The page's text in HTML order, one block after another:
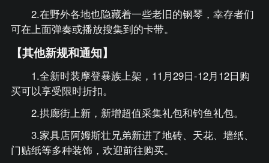
2.在野外各地也隐藏着一些老旧的钢琴，幸存者们
可在上面弹奏或播放搜集到的卡带。
【其他新规和通知】
1.全新时装摩登暴族上架，11月29日-12月12日购
买可以享受限时折扣。
2.拱廊街上新，新增超值采集礼包和钓鱼礼包。
3.家具店阿姆斯壮兄弟新进了地砖、天花、墙纸、
门贴纸等多种装饰，欢迎前往购买。